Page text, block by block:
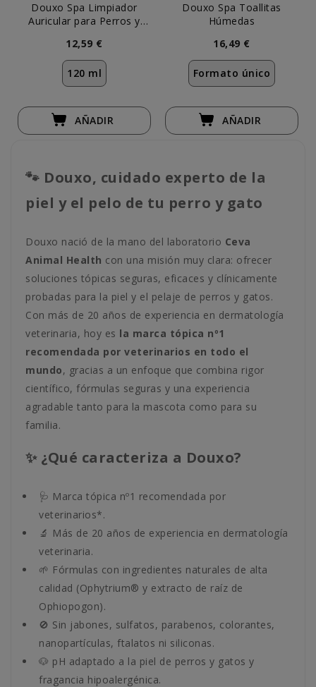
Douxo Spa Limpiador
Auricular para Perros y
12,59 €
120 ml
AÑADIR
Douxo Spa Toallitas
Húmedas
16,49 €
Formato único
AÑADIR
🐾 Douxo, cuidado experto de la
piel y el pelo de tu perro y gato
Douxo nació de la mano del laboratorio Ceva
Animal Health con una misión muy clara: ofrecer
soluciones tópicas seguras, eficaces y clínicamente
probadas para la piel y el pelaje de perros y gatos.
Con más de 20 años de experiencia en dermatología
veterinaria, hoy es la marca tópica nº1
recomendada por veterinarios en todo el
mundo, gracias a un enfoque que combina rigor
científico, fórmulas seguras y una experiencia
agradable tanto para la mascota como para su
familia.
✨ ¿Qué caracteriza a Douxo?
🩺 Marca tópica nº1 recomendada por
veterinarios*.
🔬 Más de 20 años de experiencia en dermatología
veterinaria.
🌱 Fórmulas con ingredientes naturales de alta
calidad (Ophytrium® y extracto de raíz de
Ophiopogon).
🚫 Sin jabones, sulfatos, parabenos, colorantes,
nanopartículas, ftalatos ni siliconas.
🐶 pH adaptado a la piel de perros y gatos y
fragancia hipoalergénica.